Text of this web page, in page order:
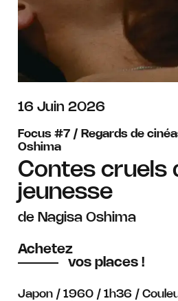
16 juin
Juin 2026
Focus #7 / Regards de
Oshima
Contes cruels
jeunesse
de Nagisa Oshima
Achetez
vos places !
Japon / 1960 / 1h36 /